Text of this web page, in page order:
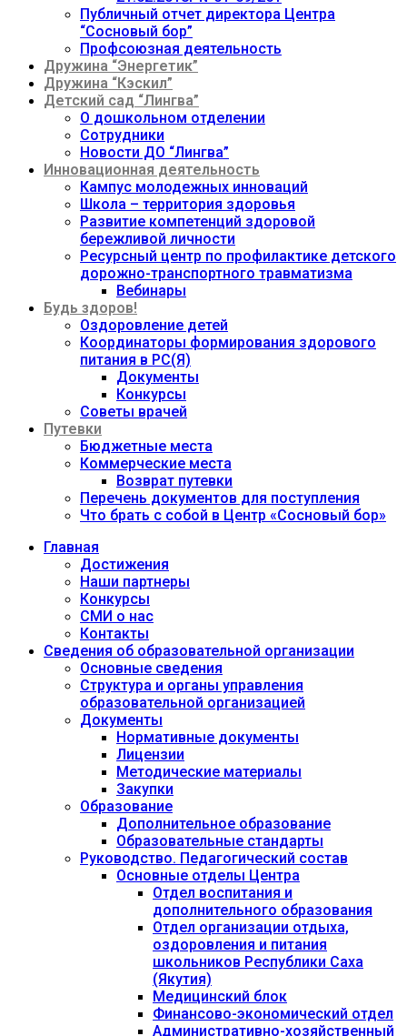
Публичный отчет директора Центра
“Сосновый бор”
Профсоюзная деятельность
Дружина “Энергетик”
Дружина “Кэскил”
Детский сад “Лингва”
О дошкольном отделении
Сотрудники
Новости ДО “Лингва”
Инновационная деятельность
Кампус молодежных инноваций
Школа – территория здоровья
Развитие компетенций здоровой
бережливой личности
Ресурсный центр по профилактике детского
дорожно-транспортного травматизма
Вебинары
Будь здоров!
Оздоровление детей
Координаторы формирования здорового
питания в РС(Я)
Документы
Конкурсы
Советы врачей
Путевки
Бюджетные места
Коммерческие места
Возврат путевки
Перечень документов для поступления
Что брать с собой в Центр «Сосновый бор»
Главная
Достижения
Наши партнеры
Конкурсы
СМИ о нас
Контакты
Сведения об образовательной организации
Основные сведения
Структура и органы управления
образовательной организацией
Документы
Нормативные документы
Лицензии
Методические материалы
Закупки
Образование
Дополнительное образование
Образовательные стандарты
Руководство. Педагогический состав
Основные отделы Центра
Отдел воспитания и
дополнительного образования
Отдел организации отдыха,
оздоровления и питания
школьников Республики Саха
(Якутия)
Медицинский блок
Финансово-экономический отдел
Административно-хозяйственный